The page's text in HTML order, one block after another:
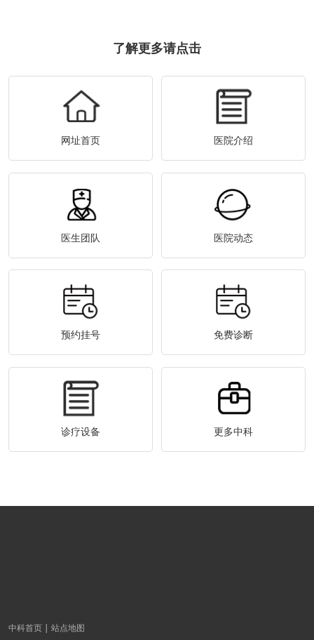
了解更多请点击
网址首页 医院介绍
医生团队 医院动态
预约挂号 免费诊断
诊疗设备 更多中科
中科首页 站点地图